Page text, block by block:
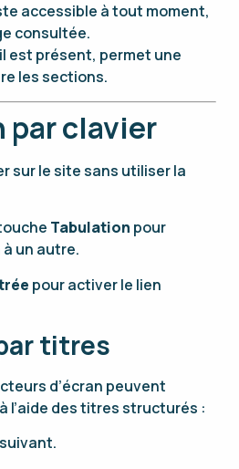
accessible à tout moment,
consultée.
est présent, permet une
les sections.
par clavier
sur le site sans utiliser la
Tabulation pour
à un autre.
pour activer le lien
titres
d’écran peuvent
l’aide des titres structurés :